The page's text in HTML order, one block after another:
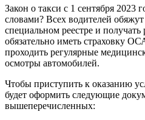
Закон о такси с 1 сентября 2023
словами? Всех водителей обяжут
специальном реестре и получать
обязательно иметь страховку
проходить регулярные
осмотры автомобилей.
Чтобы приступить к оказанию
будет оформить следующие
вышеперечисленных: